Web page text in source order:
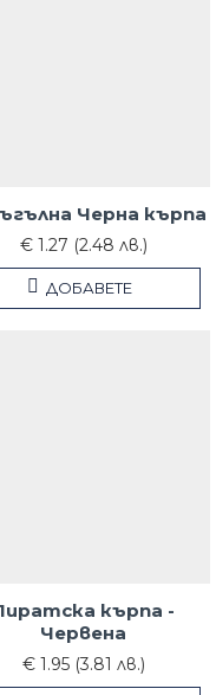
Черна кърпа
€ 1.27 (2.48 лв.)
ДОБАВЕТЕ
кърпа -
Червена
€ 1.95 (3.81 лв.)